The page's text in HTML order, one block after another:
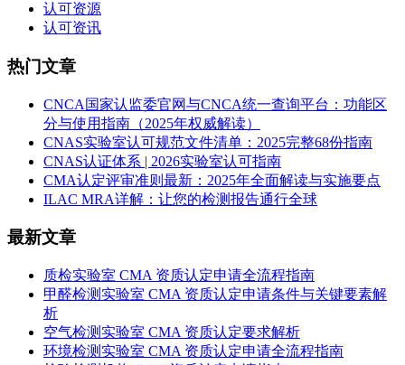
认可资源
认可资讯
热门文章
CNCA国家认监委官网与CNCA统一查询平台：功能区
分与使用指南（2025年权威解读）
CNAS实验室认可规范文件清单：2025完整68份指南
CNAS认证体系 | 2026实验室认可指南
CMA认定评审准则最新：2025年全面解读与实施要点
ILAC MRA详解：让您的检测报告通行全球
最新文章
质检实验室 CMA 资质认定申请全流程指南
甲醛检测实验室 CMA 资质认定申请条件与关键要素解
析
空气检测实验室 CMA 资质认定要求解析
环境检测实验室 CMA 资质认定申请全流程指南